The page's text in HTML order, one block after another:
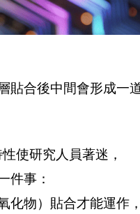
貼合後中間會形成一
使研究人員著迷，
件事：
化物）貼合才能運作